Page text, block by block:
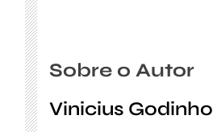
Sobre o Autor
Vinicius Godinho